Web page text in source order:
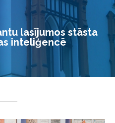
lasījumos stāsta
inteliģencē